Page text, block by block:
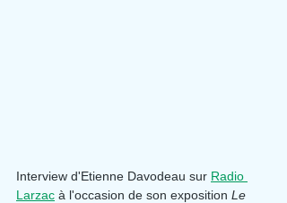
Interview d'Etienne Davodeau sur Radio
Larzac à l'occasion de son exposition Le